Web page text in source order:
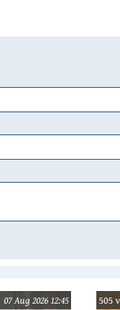
07 Aug 2026 12:45 505